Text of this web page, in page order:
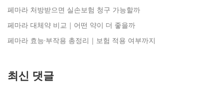
페마라 처방받으면 실손보험 청구 가능할까
페마라 대체약 비교｜어떤 약이 더 좋을까
페마라 효능·부작용 총정리｜보험 적용 여부까지
최신 댓글